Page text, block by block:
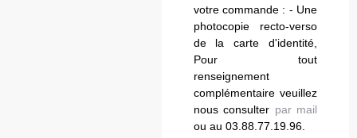
votre commande : - Une
photocopie recto-verso
de la carte d'identité,
Pour tout
renseignement
complémentaire veuillez
nous consulter par mail
ou au 03.88.77.19.96.